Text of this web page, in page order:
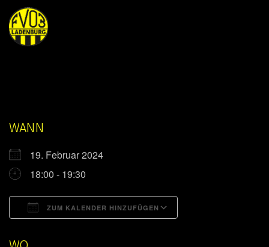
WANN
19. Februar 2024
18:00 - 19:30
ZUM KALENDER HINZUFÜGEN